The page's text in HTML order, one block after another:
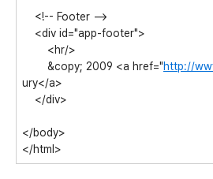
<!-- Footer -->
<div id="app-footer">
<hr/>
&copy; 2009 <a href="http://
ury</a>
</div>
</body>
</html>